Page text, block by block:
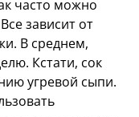
часто можно
зависит от
В среднем,
Кстати, сок
угревой сыпи.